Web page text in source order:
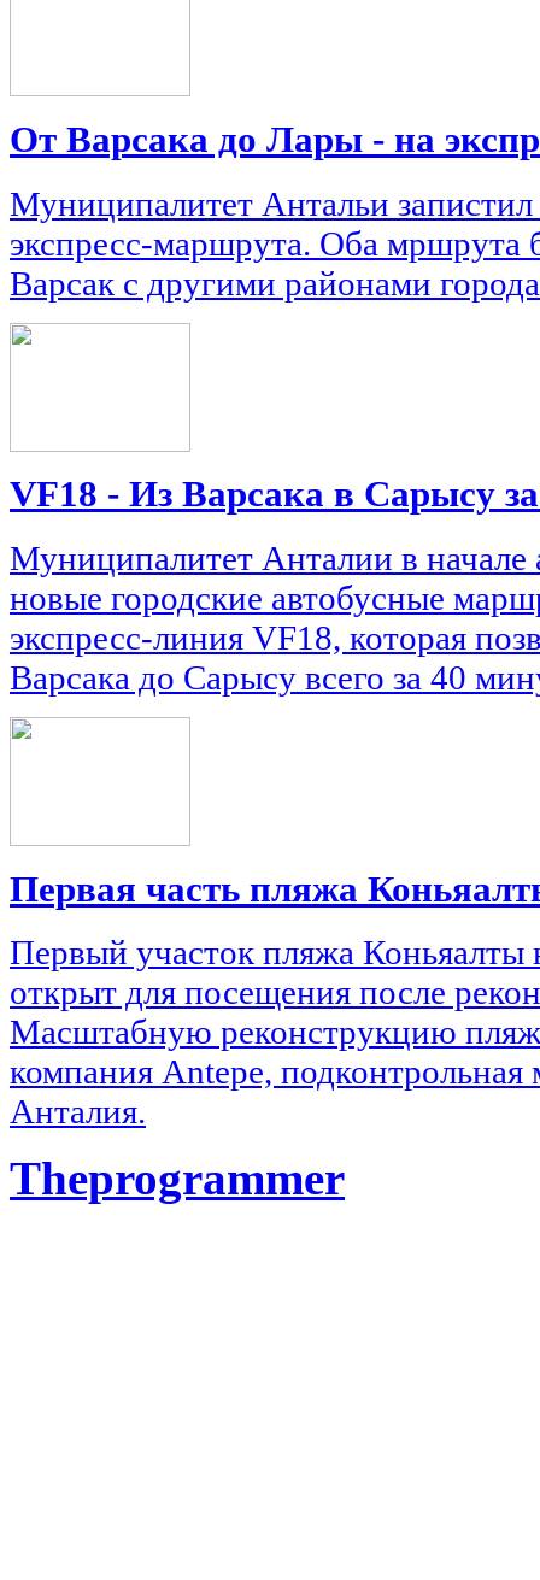
От Варсака до Лары - на
Муниципалитет Антальи
экспресс-маршрута. Оба мршрута
Варсак с другими районами города
VF18 - Из Варсака в Сарысу
Муниципалитет Анталии в начале
новые городские автобусные
экспресс-линия VF18, которая
Варсака до Сарысу всего за 40
Первая часть пляжа
Первый участок пляжа Коньяалты
открыт для посещения после
Масштабную реконструкцию
компания Antepe, подконтрольная
Анталия.
Theprogrammer